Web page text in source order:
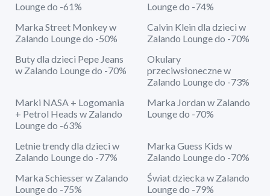
Lounge do -61%
Lounge do -74%
Marka Street Monkey w
Zalando Lounge do -50%
Calvin Klein dla dzieci w
Zalando Lounge do -70%
Buty dla dzieci Pepe Jeans
w Zalando Lounge do -70%
Okulary
przeciwsłoneczne w
Zalando Lounge do -73%
Marki NASA + Logomania
+ Petrol Heads w Zalando
Lounge do -63%
Marka Jordan w Zalando
Lounge do -70%
Letnie trendy dla dzieci w
Zalando Lounge do -77%
Marka Guess Kids w
Zalando Lounge do -70%
Marka Schiesser w Zalando
Lounge do -75%
Świat dziecka w Zalando
Lounge do -79%